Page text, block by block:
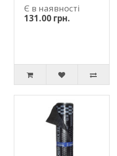
Є в наявності
131.00 грн.